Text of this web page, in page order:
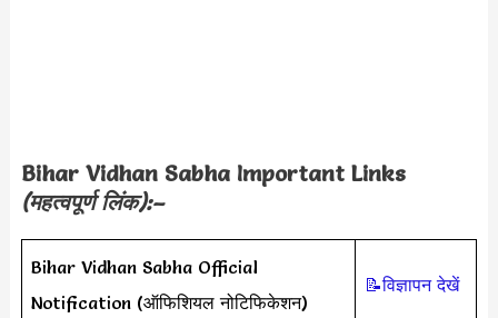
Bihar Vidhan Sabha Important Links
(महत्वपूर्ण लिंक):–
Bihar Vidhan Sabha Official
Notification (ऑफिशियल नोटिफिकेशन)
📝विज्ञापन देखें